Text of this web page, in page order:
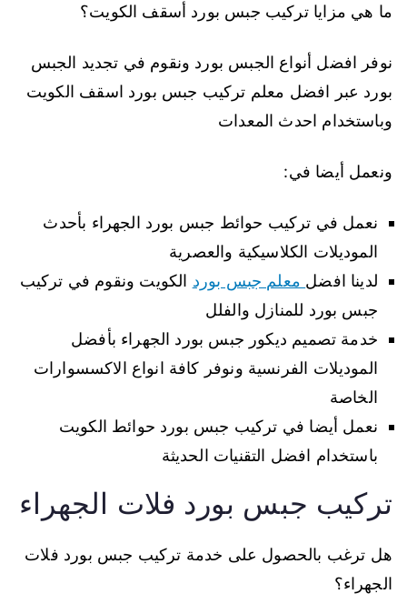
ما هي مزايا تركيب جبس بورد أسقف الكويت؟
نوفر افضل أنواع الجبس بورد ونقوم في تجديد الجبس
بورد عبر افضل معلم تركيب جبس بورد اسقف الكويت
وباستخدام احدث المعدات
ونعمل أيضا في:
نعمل في تركيب حوائط جبس بورد الجهراء بأحدث
الموديلات الكلاسيكية والعصرية
لدينا افضل معلم جبس بورد الكويت ونقوم في تركيب
جبس بورد للمنازل والفلل
خدمة تصميم ديكور جبس بورد الجهراء بأفضل
الموديلات الفرنسية ونوفر كافة انواع الاكسسوارات
الخاصة
نعمل أيضا في تركيب جبس بورد حوائط الكويت
باستخدام افضل التقنيات الحديثة
تركيب جبس بورد فلات الجهراء
هل ترغب بالحصول على خدمة تركيب جبس بورد فلات
الجهراء؟